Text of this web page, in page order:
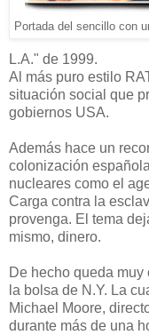
Portada del sencillo con
L.A." de 1999.
Al más puro estilo
situación social que
gobiernos USA.
Además hace un
colonización
nucleares como el
Carga contra la
provenga. El tema
mismo, dinero.
De hecho queda
la bolsa de N.Y. La
Michael Moore,
durante más de una